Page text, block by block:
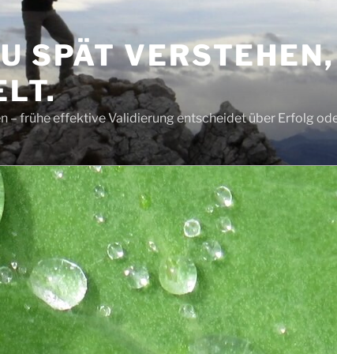
SPÄT
– frühe effektive Validierung entscheidet über Erfolg